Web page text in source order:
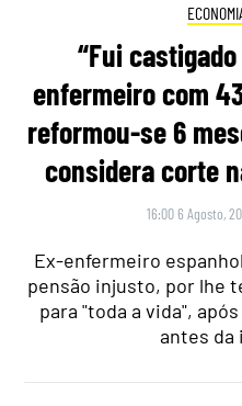
“Fui
enfermeiro com
reformou-se 6
considera corte
16:00 6 Agosto,
Ex-enfermeiro
pensão injusto, por lhe
para "toda a vida",
antes da